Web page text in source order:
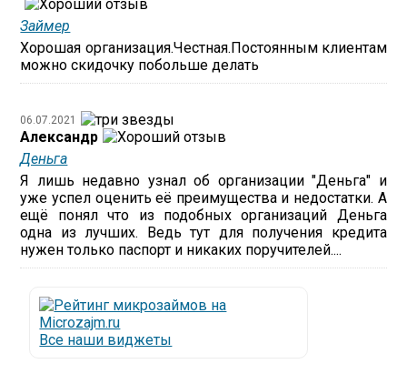
Займер
Хорошая организация.Честная.Постоянным клиентам
можно скидочку побольше делать
06.07.2021
Александр
Деньга
Я лишь недавно узнал об организации "Деньга" и
уже успел оценить её преимущества и недостатки. А
ещё понял что из подобных организаций Деньга
одна из лучших. Ведь тут для получения кредита
нужен только паспорт и никаких поручителей....
Все наши виджеты